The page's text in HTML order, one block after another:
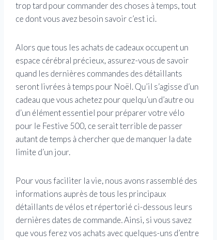
trop tard pour commander des choses à temps, tout
ce dont vous avez besoin savoir c’est ici.
Alors que tous les achats de cadeaux occupent un
espace cérébral précieux, assurez-vous de savoir
quand les dernières commandes des détaillants
seront livrées à temps pour Noël. Qu’il s’agisse d’un
cadeau que vous achetez pour quelqu’un d’autre ou
d’un élément essentiel pour préparer votre vélo
pour le Festive 500, ce serait terrible de passer
autant de temps à chercher que de manquer la date
limite d’un jour.
Pour vous faciliter la vie, nous avons rassemblé des
informations auprès de tous les principaux
détaillants de vélos et répertorié ci-dessous leurs
dernières dates de commande. Ainsi, si vous savez
que vous ferez vos achats avec quelques-uns d’entre